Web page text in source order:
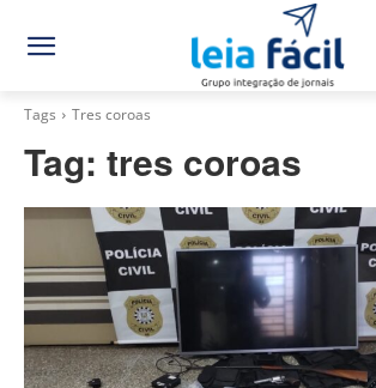
Tags Tres coroas
Tag: tres coroas